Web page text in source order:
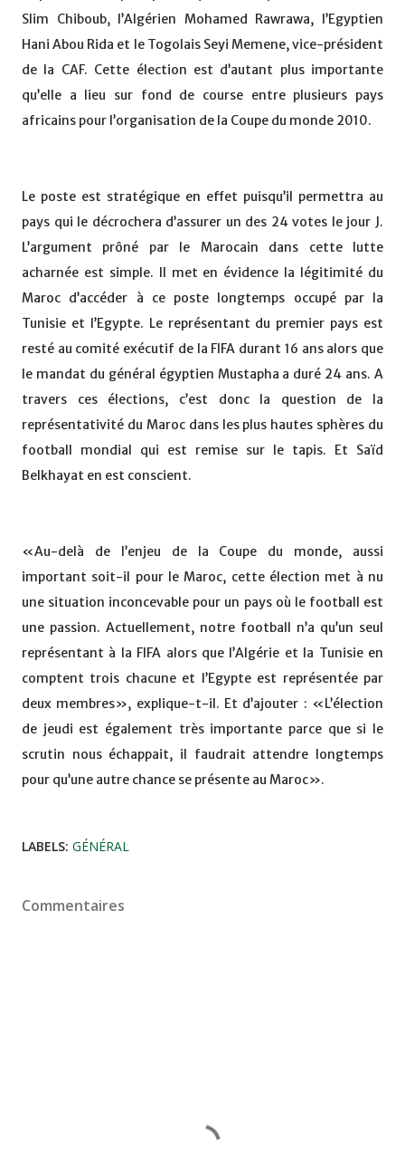
Slim Chiboub, l’Algérien Mohamed Rawrawa, l’Egyptien
Hani Abou Rida et le Togolais Seyi Memene, vice-président
de la CAF. Cette élection est d’autant plus importante
qu’elle a lieu sur fond de course entre plusieurs pays
africains pour l’organisation de la Coupe du monde 2010.
Le poste est stratégique en effet puisqu’il permettra au
pays qui le décrochera d’assurer un des 24 votes le jour J.
L’argument prôné par le Marocain dans cette lutte
acharnée est simple. Il met en évidence la légitimité du
Maroc d’accéder à ce poste longtemps occupé par la
Tunisie et l’Egypte. Le représentant du premier pays est
resté au comité exécutif de la FIFA durant 16 ans alors que
le mandat du général égyptien Mustapha a duré 24 ans. A
travers ces élections, c’est donc la question de la
représentativité du Maroc dans les plus hautes sphères du
football mondial qui est remise sur le tapis. Et Saïd
Belkhayat en est conscient.
«Au-delà de l’enjeu de la Coupe du monde, aussi
important soit-il pour le Maroc, cette élection met à nu
une situation inconcevable pour un pays où le football est
une passion. Actuellement, notre football n’a qu’un seul
représentant à la FIFA alors que l’Algérie et la Tunisie en
comptent trois chacune et l’Egypte est représentée par
deux membres», explique-t-il. Et d’ajouter : «L’élection
de jeudi est également très importante parce que si le
scrutin nous échappait, il faudrait attendre longtemps
pour qu’une autre chance se présente au Maroc».
LABELS: GÉNÉRAL
Commentaires